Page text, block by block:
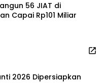
56 JIAT di
Capai Rp101 Miliar
2026 Dipersiapkan